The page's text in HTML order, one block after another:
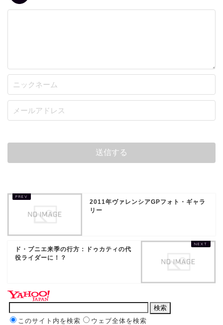
2011年ヴァレンシアGPフォト・ギャラ
リー
ド・プニエ来季の行方：ドゥカティの代
役ライダーに！？
このサイト内を検索 ウェブ全体を検索